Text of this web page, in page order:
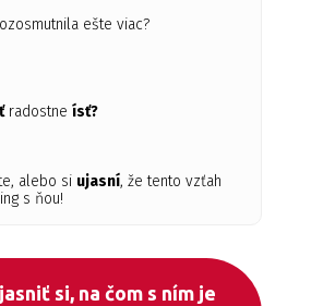
ešte viac?
radostneísť?
alebo si ujasní, že tento vzťah
s ňou!
si, na čom s ním je